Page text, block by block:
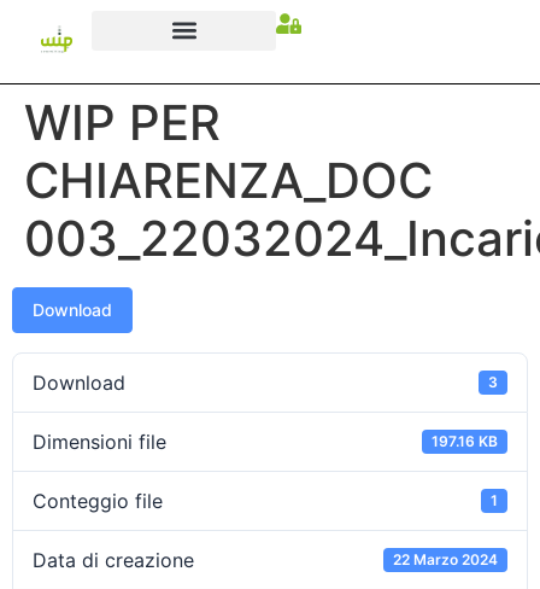
WIP PER
CHIARENZA_DOC
Download
Download 3
Dimensioni file 197.16 KB
Conteggio file 1
Data di creazione 22 Marzo 2024